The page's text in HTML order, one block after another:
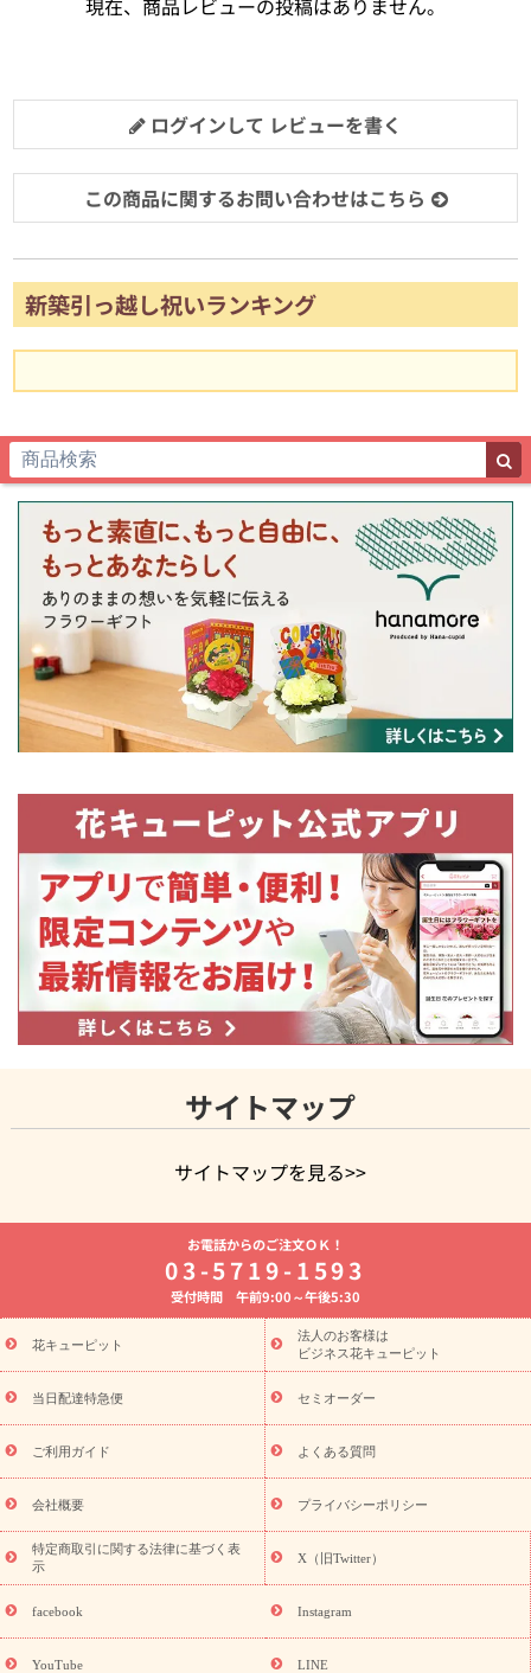
ログインして レビューを書く
この商品に関するお問い合わせはこちら
新築引っ越し祝いランキング
サイトマップ
サイトマップを見る>>
よく贈られる花
お祝いの花特集
誕生日フラワーギフト特集
8月の誕生花(トルコキキョウ)
開店・開業祝い
お供え・お悔やみ お供え・お悔やみの花
通夜・葬儀に贈る花 胡蝶蘭・花鉢
ーブドフラワー
季節のイベント
ひまわり ギフト・プレゼント
特集
お盆 花（新盆・初盆） 季節のイベント
お盆 花（新
盆・初盆）
お盆 花（新盆・初盆）
お盆・お供え 花とセットギ
フト
お盆・お供え プリザーブドフラワー
ひまわり ギフト・プ
レゼント特集
夏の花贈り・お中元・暑中見舞い 花のギフト特集
敬老の日におくる花ギフト・プレゼント特集
花ギフト・プレゼント特集
敬老の日 花のおすすめランキング
敬
老の日 花鉢植えのギフト・プレゼント特集
敬老の日 花とセットギ
フト・プレゼント特集
敬老の日の花 全てのギフト一覧
キャン
ペーン
映画『ウォーターガーディアンズ』コラボキャンペーン
「きょう誕生日なんです」キャンペーン
誕生日の花を探す
誕生日フラワーギフト 誕生日フラワーギフト特集
(トルコキキョウ)
9月の誕生花(リンドウ)
お電話からのご注文ＯＫ！
03-5719-1593
受付時間 午前9:00～午後5:30
花キューピット
法人のお客様は
ビジネス花キューピット
当日配達特急便 セミオーダー
ご利用ガイド よくある質問
会社概要 プライバシーポリシー
特定商取引に関する法律に基づく表
示
X（旧Twitter）
facebook Instagram
YouTube LINE